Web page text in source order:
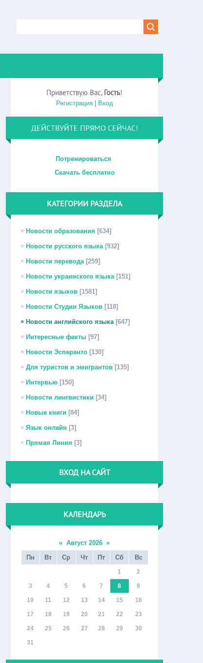
Приветствую Вас, Гость!
Регистрация| Вход
ДЕЙСТВУЙТЕ ПРЯМО СЕЙЧАС!
Потренироваться
Скачать бесплатно
КАТЕГОРИИ РАЗДЕЛА
Новости образования [634]
Новости русского языка [932]
Новости перевода [259]
Новости украинского языка [151]
Новости языков [1581]
Новости Студии Языков [118]
Новости английского языка [647]
Интересные факты [97]
Новости Эсперанто [130]
Для туристов и эмигрантов [135]
Интервью [150]
Новости лингвистики [34]
Новые книги [84]
Язык онлайн [3]
Прямая Линия [3]
ВХОД НА САЙТ
КАЛЕНДАРЬ
« Август 2026 »
Пн
Вт Ср Чт Пт Сб Вс
1 2
3 4 5 6 7 8 9
10 11 12 13 14 15 16
17 18 19 20 21 22 23
24 25 26 27 28 29 30
31